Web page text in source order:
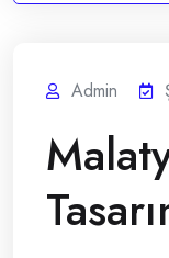
Admin